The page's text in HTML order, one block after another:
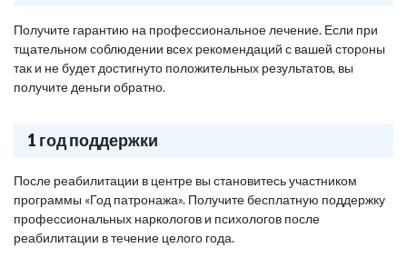
Получите гарантию на профессиональное лечение. Если при
тщательном соблюдении всех рекомендаций с вашей стороны
так и не будет достигнуто положительных результатов, вы
получите деньги обратно.
1 год поддержки
После реабилитации в центре вы становитесь участником
программы «Год патронажа». Получите бесплатную поддержку
профессиональных наркологов и психологов после
реабилитации в течение целого года.